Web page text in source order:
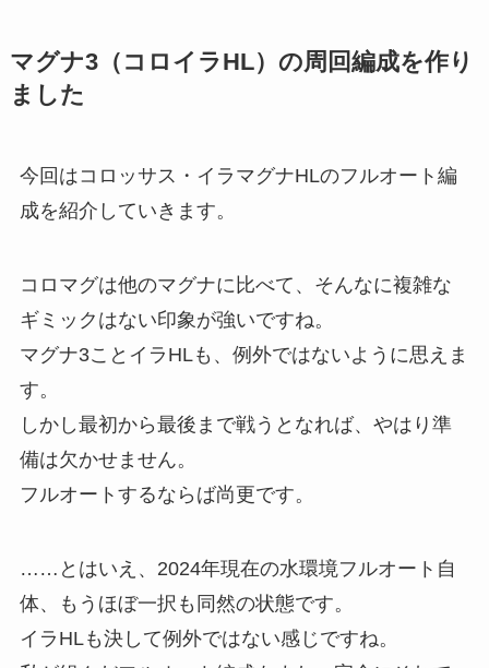
マグナ3（コロイラHL）の周回編成を作り
ました
今回はコロッサス・イラマグナHLのフルオート編
成を紹介していきます。
コロマグは他のマグナに比べて、そんなに複雑な
ギミックはない印象が強いですね。
マグナ3ことイラHLも、例外ではないように思えま
す。
しかし最初から最後まで戦うとなれば、やはり準
備は欠かせません。
フルオートするならば尚更です。
……とはいえ、2024年現在の水環境フルオート自
体、もうほぼ一択も同然の状態です。
イラHLも決して例外ではない感じですね。